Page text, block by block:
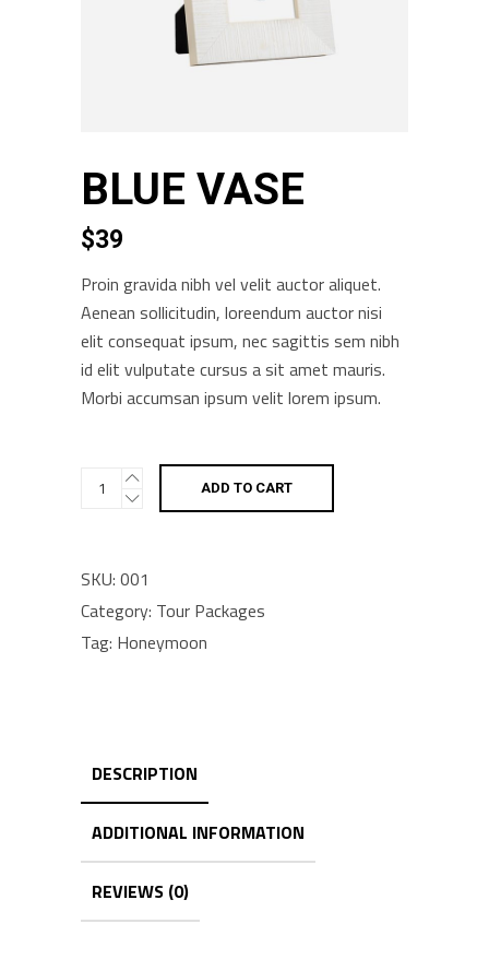
BLUE VASE
$39
Proin gravida nibh vel velit auctor aliquet.
Aenean sollicitudin, loreendum auctor nisi
elit consequat ipsum, nec sagittis sem nibh
id elit vulputate cursus a sit amet mauris.
Morbi accumsan ipsum velit lorem ipsum.
Blue
ADD TO CART
SKU: 001
Category: Tour Packages
Tag: Honeymoon
DESCRIPTION
ADDITIONAL INFORMATION
REVIEWS (0)